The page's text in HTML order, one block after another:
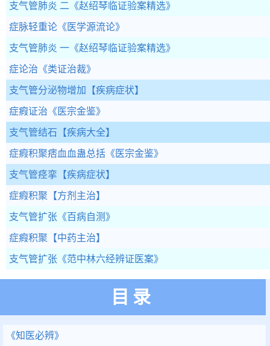
支气管肺炎 二 《赵绍琴临证验案精选》
症脉轻重论 《医学源流论》
支气管肺炎 一 《赵绍琴临证验案精选》
症论治 《类证治裁》
支气管分泌物增加 【疾病症状】
症瘕证治 《医宗金鉴》
支气管结石 【疾病大全】
症瘕积聚痞血血蛊总括 《医宗金鉴》
支气管痉挛 【疾病症状】
症瘕积聚 【方剂主治】
支气管扩张 《百病自测》
症瘕积聚 【中药主治】
支气管扩张 《范中林六经辨证医案》
目录
《知医必辨》